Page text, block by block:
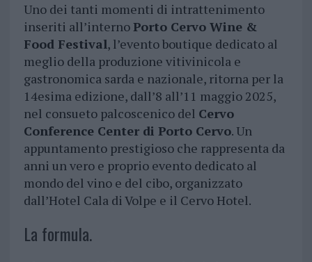
Uno dei tanti momenti di intrattenimento
inseriti all’internoPorto Cervo Wine &
Food Festival, l’evento boutique dedicato al
meglio della produzione vitivinicola e
gastronomica sarda e nazionale, ritorna per la
14esima edizione, dall’8 all’11 maggio 2025,
nel consueto palcoscenico del Cervo
Conference Center di Porto Cervo. Un
appuntamento prestigioso che rappresenta da
anni un vero e proprio evento dedicato al
mondo del vino e del cibo, organizzato
dall’Hotel Cala di Volpe e il Cervo Hotel.
La formula.